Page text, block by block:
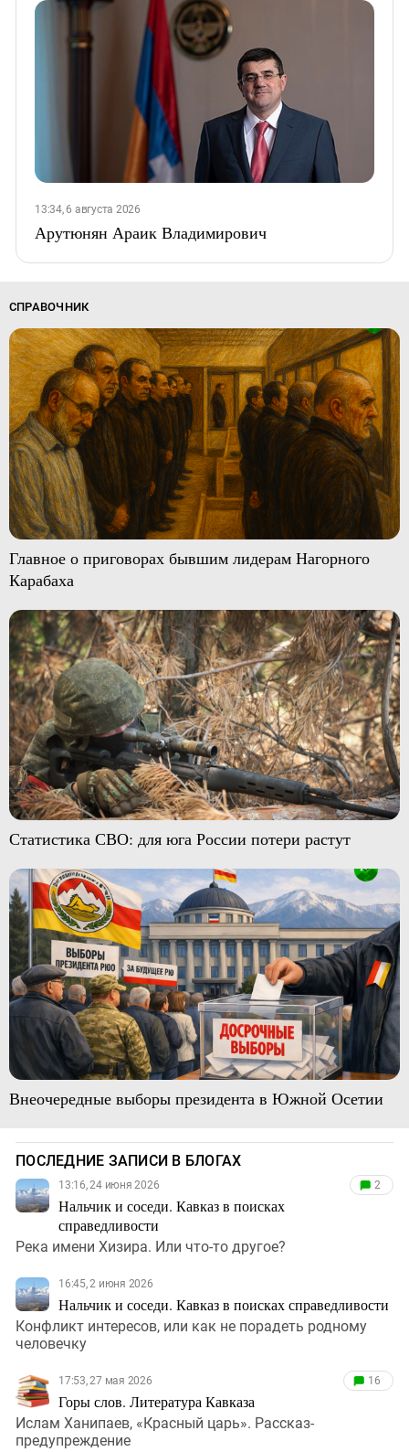
13:34, 6 августа 2026
Арутюнян Араик Владимирович
СПРАВОЧНИК
Главное о приговорах бывшим лидерам Нагорного
Карабаха
Статистика СВО: для юга России потери растут
Внеочередные выборы президента в Южной Осетии
ПОСЛЕДНИЕ ЗАПИСИ В БЛОГАХ
13:16, 24 июня 2026
Нальчик и соседи. Кавказ в поисках
справедливости
2
Река имени Хизира. Или что-то другое?
16:45, 2 июня 2026
Нальчик и соседи. Кавказ в поисках справедливости
Конфликт интересов, или как не порадеть родному
человечку
17:53, 27 мая 2026
Горы слов. Литература Кавказа
16
Ислам Ханипаев, «Красный царь». Рассказ-
предупреждение